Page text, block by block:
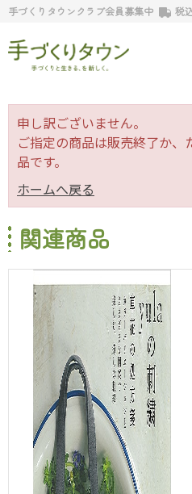
手づくりタウンクラブ会員募集中 税
申し訳ございません。
ご指定の商品は販売終了か
品です。
ホームへ戻る
関連商品